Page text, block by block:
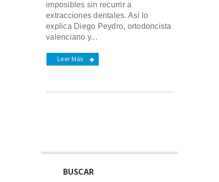
imposibles sin recurrir a
extracciones dentales. Así lo
explica Diego Peydro, ortodoncista
valenciano y...
Leer Más
BUSCAR